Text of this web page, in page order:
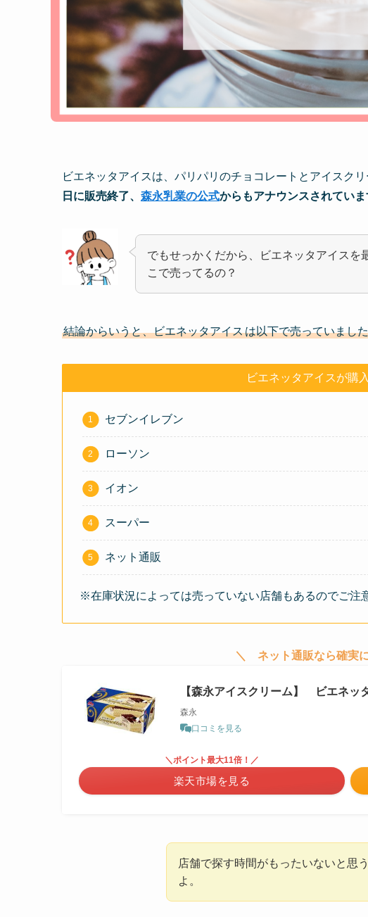
ビエネッタアイスは、パリパリのチョコレートとアイスク
日に販売終了、 森永乳業の公式からもアナウンスされていま
でもせっかくだから、ビエネッタアイス
こで売ってるの？
結論からいうと、ビエネッタアイスは以下で売っていまし
ビエネッタアイスが購
セブンイレブン
ローソン
イオン
スーパー
ネット通販
※在庫状況によっては売っていない店舗もあるのでご注
＼ ネット通販なら確実
【森永アイスクリーム】 ビエネ
森永
口コミを見る
＼ポイント最大11倍！／
楽天市場を見る
店舗で探す時間がもったいないと思
よ。